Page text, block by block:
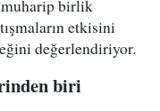
birlik
etkisini
değerlendiriyor.
biri